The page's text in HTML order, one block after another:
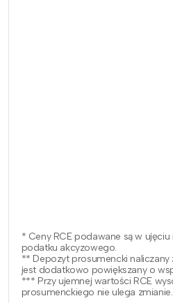
* Ceny RCE podawane są w ujęciu
podatku akcyzowego.
** Depozyt prosumencki naliczany
jest dodatkowo powiększany o
*** Przy ujemnej wartości RCE
prosumenckiego nie ulega zmianie.